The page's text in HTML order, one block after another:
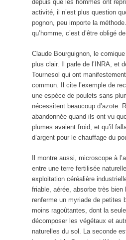
depuis que les hommes ont
activité, il n’est plus question
pognon, peu importe la
qu’homme, c’est d’être obligé
Claude Bourguignon, le
plus clair. Il parle de l’INRA, et
Tournesol qui ont
commun. Il cite l’exemple de
une espèce de poulets sans
nécessitent beaucoup d’azote.
abandonnée quand ils ont vu
plumes avaient froid, et qu’il
d’argent pour le chauffage du
Il montre aussi, microscope à
entre une terre fertilisée
exploitation céréalière
friable, aérée, absorbe très bien
renferme un myriade de petites
moins ragoûtantes, dont la
décomposer les végétaux et
naturelles du sol. La seconde